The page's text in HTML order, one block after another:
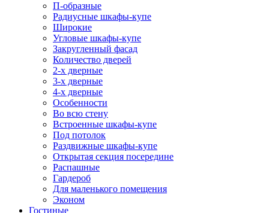
П-образные
Радиусные шкафы-купе
Широкие
Угловые шкафы-купе
Закругленный фасад
Количество дверей
2-х дверные
3-х дверные
4-х дверные
Особенности
Во всю стену
Встроенные шкафы-купе
Под потолок
Раздвижные шкафы-купе
Открытая секция посередине
Распашные
Гардероб
Для маленького помещения
Эконом
Гостиные